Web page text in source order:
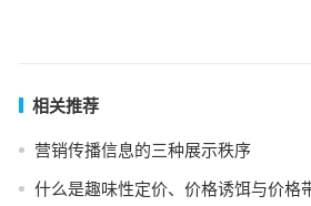
相关推荐
营销传播信息的三种展示秩序
什么是趣味性定价、价格诱饵与价格